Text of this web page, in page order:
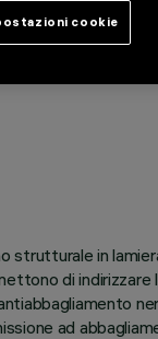
in
di
ad
cookie